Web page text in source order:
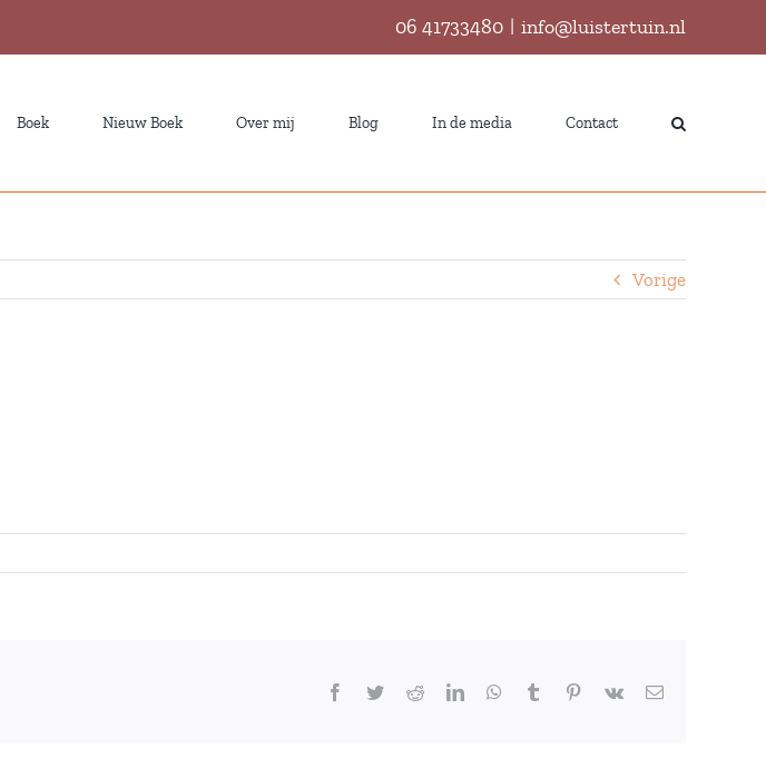
06 41733480 | info@luistertuin.nl
Boek Nieuw Boek Over mij Blog In de media Contact
Vorige
Facebook
TwitterRedditLinkedInWhatsApp
Tumblr Pinterest
Vk
E-